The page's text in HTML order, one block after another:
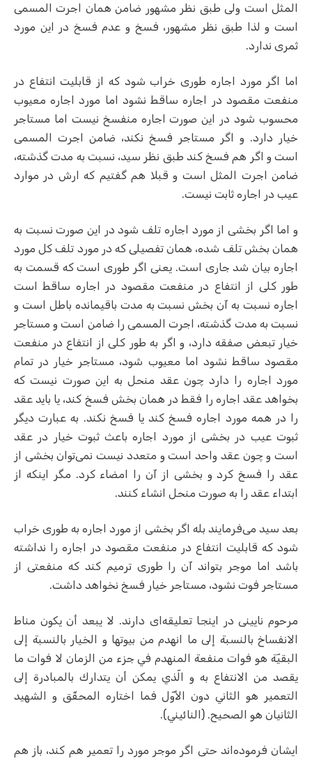
المثل است ولی طبق نظر مشهور ضامن همان اجرت المسمی
است و لذا طبق نظر مشهور، فسخ و عدم فسخ در این مورد
ثمری ندارد.
اما اگر مورد اجاره طوری خراب شود که از قابلیت انتفاع در
منفعت مقصود در اجاره ساقط نشود اما مورد اجاره معیوب
محسوب شود در این صورت اجاره منفسخ نیست اما مستاجر
خیار دارد. و اگر مستاجر فسخ نکند، ضامن اجرت المسمی
است و اگر هم فسخ کند طبق نظر سید، نسبت به مدت گذشته،
ضامن اجرت المثل است و قبلا هم گفتیم که ارش در موارد
عیب در اجاره ثابت نیست.
و اما اگر بخشی از مورد اجاره تلف شود در این صورت نسبت به
همان بخش تلف شده، همان تفصیلی که در مورد تلف کل مورد
اجاره بیان شد جاری است. یعنی اگر طوری است که قسمت به
طور کلی از انتفاع در منفعت مقصود در اجاره ساقط است
اجاره نسبت به آن بخش نسبت به مدت باقیمانده باطل است و
نسبت به مدت گذشته، اجرت المسمی را ضامن است و مستاجر
خیار تبعض صفقه دارد، و اگر به طور کلی از انتفاع در منفعت
مقصود ساقط نشود اما معیوب شود، مستاجر خیار در تمام
مورد اجاره را دارد چون عقد منحل به این صورت نیست که
بخواهد عقد اجاره را فقط در همان بخش فسخ کند، یا باید عقد
را در همه مورد اجاره فسخ کند یا فسخ نکند. به عبارت دیگر
ثبوت عیب در بخشی از مورد اجاره باعث ثبوت خیار در عقد
است و چون عقد واحد است و متعدد نیست نمی‌توان بخشی از
عقد را فسخ کرد و بخشی از آن را امضاء کرد. مگر اینکه از
ابتداء عقد را به صورت منحل انشاء کنند.
بعد سید می‌فرمایند بله اگر بخشی از مورد اجاره به طوری خراب
شود که قابلیت انتفاع در منفعت مقصود در اجاره را نداشته
باشد اما موجر بتواند آن را طوری ترمیم کند که منفعتی از
مستاجر فوت نشود، مستاجر خیار فسخ نخواهد داشت.
مرحوم نایینی در اینجا تعلیقه‌ای دارند. لا يبعد أن يكون مناط
الانفساخ بالنسبة إلى ما انهدم من بيوتها و الخيار بالنسبة إلى
البقيّة هو فوات منفعة المنهدم في جزء من الزمان لا فوات ما
يقصد من الانتفاع به و الّذي يمكن أن يتدارك بالمبادرة إلى
التعمير هو الثاني دون‌ الأوّل فما اختاره المحقّق و الشهيد
الثانيان هو الصحيح. (النائيني).
ایشان فرموده‌اند حتی اگر موجر مورد را تعمیر هم کند، باز هم